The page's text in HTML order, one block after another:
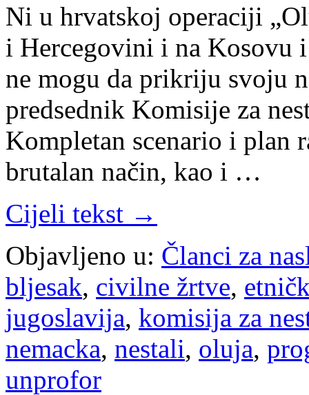
Ni u hrvatskoj operaciji
i Hercegovini i na Kosovu
ne mogu da prikriju svoju
predsednik Komisije za
Kompletan scenario i plan
brutalan način, kao i …
Cijeli tekst →
Objavljeno u: Članci za
bljesak, civilne žrtve,
jugoslavija, komisija za
nemacka, nestali, oluja,
unprofor